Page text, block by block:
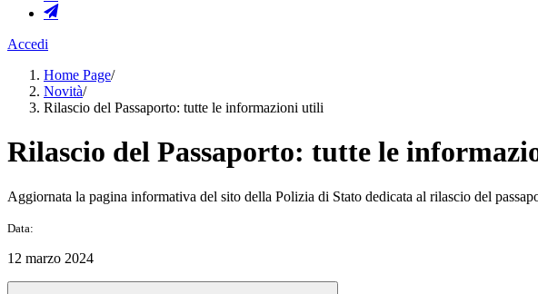
Accedi
Home Page/
Novità/
Rilascio del Passaporto: tutte le informazioni utili
Rilascio del Passaporto: tutte le
Aggiornata la pagina informativa del sito della Polizia di Stato dedicata al rilascio del
Data:
12 marzo 2024